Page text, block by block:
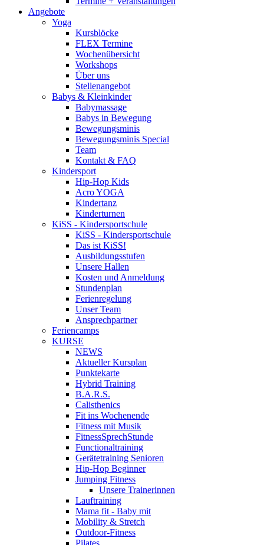
Angebote
Yoga
Kursblöcke
FLEX Termine
Wochenübersicht
Workshops
Über uns
Stellenangebot
Babys & Kleinkinder
Babymassage
Babys in Bewegung
Bewegungsminis
Bewegungsminis Special
Team
Kontakt & FAQ
Kindersport
Hip-Hop Kids
Acro YOGA
Kindertanz
Kinderturnen
KiSS - Kindersportschule
KiSS - Kindersportschule
Das ist KiSS!
Ausbildungsstufen
Unsere Hallen
Kosten und Anmeldung
Stundenplan
Ferienregelung
Unser Team
Ansprechpartner
Feriencamps
KURSE
NEWS
Aktueller Kursplan
Punktekarte
Hybrid Training
B.A.R.S.
Calisthenics
Fit ins Wochenende
Fitness mit Musik
FitnessSprechStunde
Functionaltraining
Gerätetraining Senioren
Hip-Hop Beginner
Jumping Fitness
Unsere Trainerinnen
Lauftraining
Mama fit - Baby mit
Mobility & Stretch
Outdoor-Fitness
Pilates